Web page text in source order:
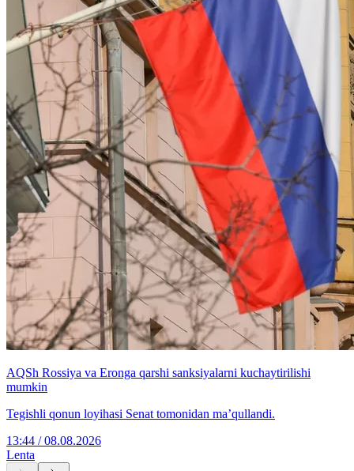
AQSh Rossiya va Eronga qarshi sanksiyalarni kuchaytirilishi
mumkin
Tegishli qonun loyihasi Senat tomonidan ma’qullandi.
13:44 / 08.08.2026
Lenta